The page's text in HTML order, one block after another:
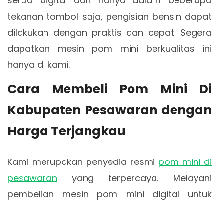
tekanan tombol saja, pengisian bensin dapat
dilakukan dengan praktis dan cepat. Segera
dapatkan mesin pom mini berkualitas ini
hanya di kami.
Cara Membeli Pom Mini Di
Kabupaten Pesawaran dengan
Harga Terjangkau
Kami merupakan penyedia resmi pom mini di
pesawaran yang terpercaya. Melayani
pembelian mesin pom mini digital untuk